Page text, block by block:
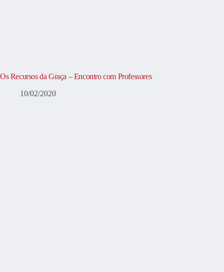
Os Recursos da Graça – Encontro com Professores
10/02/2020